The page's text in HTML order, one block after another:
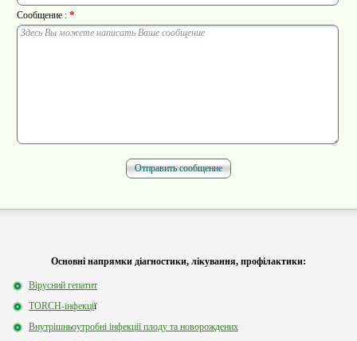
Сообщение : *
Основні напрямки діагностики, лікування, профілактики:
Вірусний гепатит
TORCH-інфекції
Внутрішньоутробні інфекції плоду та новорождених